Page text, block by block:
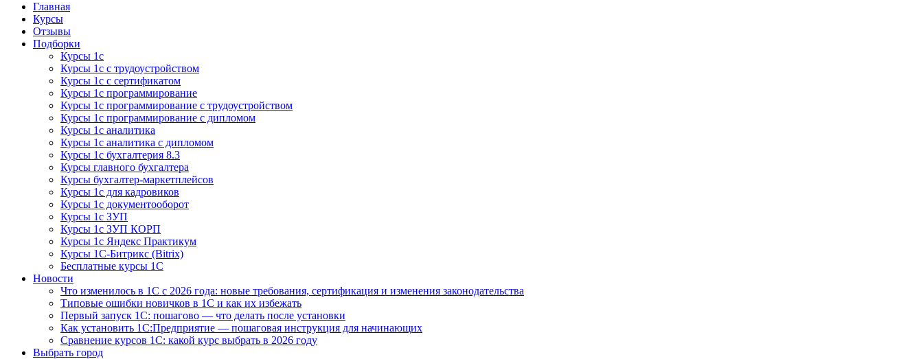
Курсы 1С
Курсы 1С официальная сертификация
Главная
Курсы
Отзывы
Подборки
Курсы 1с
Курсы 1с с трудоустройством
Курсы 1с с сертификатом
Курсы 1с программирование
Курсы 1с программирование с трудоустройством
Курсы 1с программирование с дипломом
Курсы 1с аналитика
Курсы 1с аналитика с дипломом
Курсы 1с бухгалтерия 8.3
Курсы главного бухгалтера
Курсы бухгалтер-маркетплейсов
Курсы 1с для кадровиков
Курсы 1с документооборот
Курсы 1с ЗУП
Курсы 1с ЗУП КОРП
Курсы 1с Яндекс Практикум
Курсы 1С-Битрикс (Bitrix)
Бесплатные курсы 1С
Новости
Что изменилось в 1С с 2026 года: новые требования, сертификация и изменения законодательства
Типовые ошибки новичков в 1С и как их избежать
Первый запуск 1С: пошагово — что делать после установки
Как установить 1С:Предприятие — пошаговая инструкция для начинающих
Сравнение курсов 1С: какой курс выбрать в 2026 году
Выбрать город